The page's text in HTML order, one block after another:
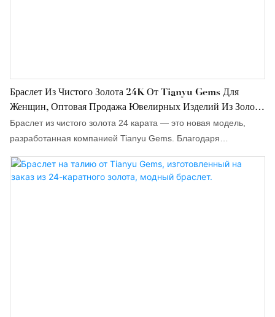
Браслет Из Чистого Золота 24K От Tianyu Gems Для
Женщин, Оптовая Продажа Ювелирных Изделий Из Золота
24K.
Браслет из чистого золота 24 карата — это новая модель,
разработанная компанией Tianyu Gems. Благодаря
использованию технологии 5G, он отличается более сложной
конструкцией, чем традиционные золотые изделия,
изысканными деталями и более ярким блеском.